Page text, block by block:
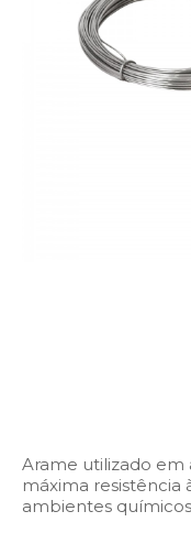
Arame utilizado
máxima resistência
ambientes